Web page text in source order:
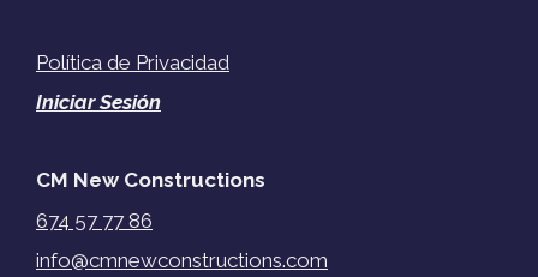
Política de Privacidad
Iniciar Sesión
CM New Constructions
674 57 77 86
info@cmnewconstructions.com